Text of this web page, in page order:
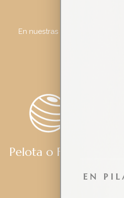
En nuestras clases de Pilates
Pelota o Fitball
EN